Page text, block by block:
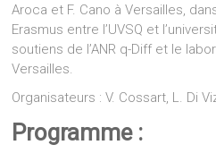
Aroca et F. Cano à Versailles,
Erasmus entre l’UVSQ et
soutiens de l’ANR q-Diff et le
Versailles.
Organisateurs : V. Cossart, L. Di
Programme :